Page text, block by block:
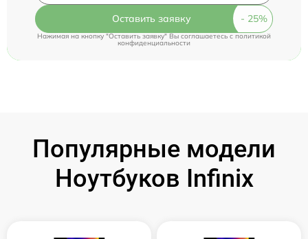
Оставить заявку
Нажимая на кнопку "Оставить заявку" Вы соглашаетесь cполитикой
конфиденциальности
Популярные модели
Ноутбуков Infinix